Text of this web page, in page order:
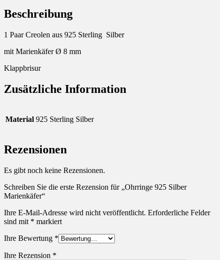
Beschreibung
1 Paar Creolen aus 925 Sterling Silber
mit Marienkäfer Ø 8 mm
Klappbrisur
Zusätzliche Information
Material 925 Sterling Silber
Rezensionen
Es gibt noch keine Rezensionen.
Schreiben Sie die erste Rezension für „Ohrringe 925 Silber
Marienkäfer“
Ihre E-Mail-Adresse wird nicht veröffentlicht. Erforderliche Felder
sind mit * markiert
Ihre Bewertung *
Ihre Rezension *